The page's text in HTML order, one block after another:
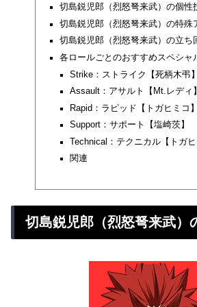
切島鋭児郎（烈怒弩来武）の個性
切島鋭児郎（烈怒弩来武）の特殊
切島鋭児郎（烈怒弩来武）の立ち
各ロールごとのおすすめスペシャ
Strike：ストライク【死柄木弔】
Assault：アサルト【Mt.レディ】
Rapid：ラピッド【トガヒミコ】
Support：サポート【塩崎茨】
Technical：テクニカル【トガヒ
関連
切島鋭児郎（烈怒弩来武）